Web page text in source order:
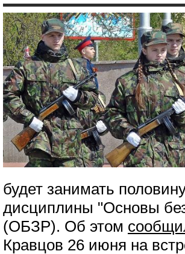
будет занимать
дисциплины "Основы
(ОБЗР). Об этом
Кравцов 26 июня на